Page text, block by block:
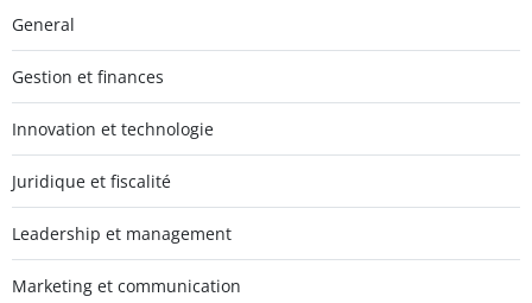
General
Gestion et finances
Innovation et technologie
Juridique et fiscalité
Leadership et management
Marketing et communication